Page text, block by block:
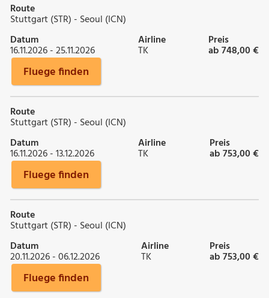
Route
Stuttgart (STR) - Seoul (ICN)
Datum
16.11.2026 - 25.11.2026
Airline
TK
Preis
ab 748,00 €
Fluege finden
Route
Stuttgart (STR) - Seoul (ICN)
Datum
16.11.2026 - 13.12.2026
Airline
TK
Preis
ab 753,00 €
Fluege finden
Route
Stuttgart (STR) - Seoul (ICN)
Datum
20.11.2026 - 06.12.2026
Airline
TK
Preis
ab 753,00 €
Fluege finden